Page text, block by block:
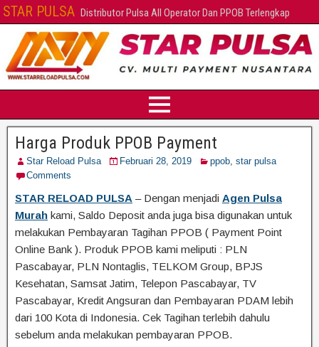
STAR PULSA Distributor Pulsa All Operator Dan PPOB Terlengkap
Harga Produk PPOB Payment
Star Reload Pulsa Februari 28, 2019 ppob star pulsa
Comments
STAR RELOAD PULSA – Dengan menjadi Agen Pulsa
Murah kami, Saldo Deposit anda juga bisa digunakan untuk
melakukan Pembayaran Tagihan PPOB ( Payment Point
Online Bank ). Produk PPOB kami meliputi : PLN
Pascabayar, PLN Nontaglis, TELKOM Group, BPJS
Kesehatan, Samsat Jatim, Telepon Pascabayar, TV
Pascabayar, Kredit Angsuran dan Pembayaran PDAM lebih
dari 100 Kota di Indonesia. Cek Tagihan terlebih dahulu
sebelum anda melakukan pembayaran PPOB.